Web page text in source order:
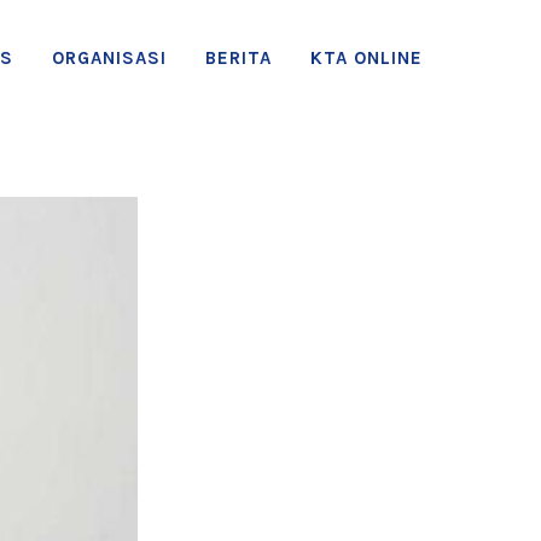
ORGANISASI BERITA KTA ONLINE